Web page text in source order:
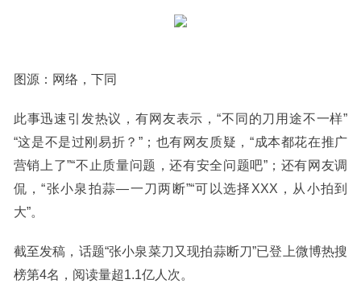
图源：网络，下同
此事迅速引发热议，有网友表示，“不同的刀用途不一样”
“这是不是过刚易折？”；也有网友质疑，“成本都花在推广
营销上了”“不止质量问题，还有安全问题吧”；还有网友调
侃，“张小泉拍蒜—一刀两断”“可以选择XXX，从小拍到
大”。
截至发稿，话题“张小泉菜刀又现拍蒜断刀”已登上微博热搜
榜第4名，阅读量超1.1亿人次。